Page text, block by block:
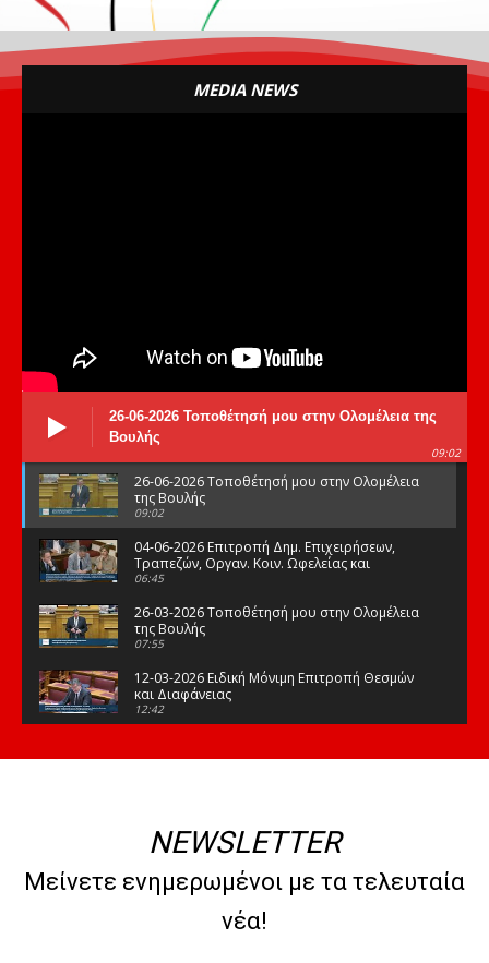
MEDIA NEWS
26-06-2026 Τοποθέτησή μου στην Ολομέλεια της
Βουλής
09:02
26-06-2026 Τοποθέτησή μου στην Ολομέλεια
της Βουλής
09:02
04-06-2026 Επιτροπή Δημ. Επιχειρήσεων,
Τραπεζών, Οργαν. Κοιν. Ωφελείας και
Φορέων Κοινων. Ασφάλισης
06:45
26-03-2026 Τοποθέτησή μου στην Ολομέλεια
της Βουλής
07:55
12-03-2026 Ειδική Μόνιμη Επιτροπή Θεσμών
και Διαφάνειας
12:42
της Βουλής
08:47
10-02-2026 Διαρκής Επιτροπή Μορφωτικών
Υποθέσεων
NEWSLETTER
Μείνετε ενημερωμένοι με τα τελευταία
νέα!